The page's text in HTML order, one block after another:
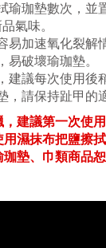
瑜珈墊數次，並
氣味。
易加速氧化裂解
易破壞瑜珈墊。
建議每次使用後
，請保持趾甲的
建議第一次使
濕抹布把鹽擦拭
墊、巾類商品